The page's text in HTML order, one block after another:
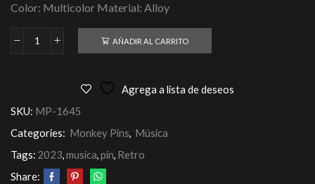
Color: Multicolor Material: Alloy
AÑADIR AL CARRITO
Agrega a lista de deseos
SKU: MP-1645
Categories: Monkey Pins, Música
Tags: 2023,musica,pin, Retro
Share: